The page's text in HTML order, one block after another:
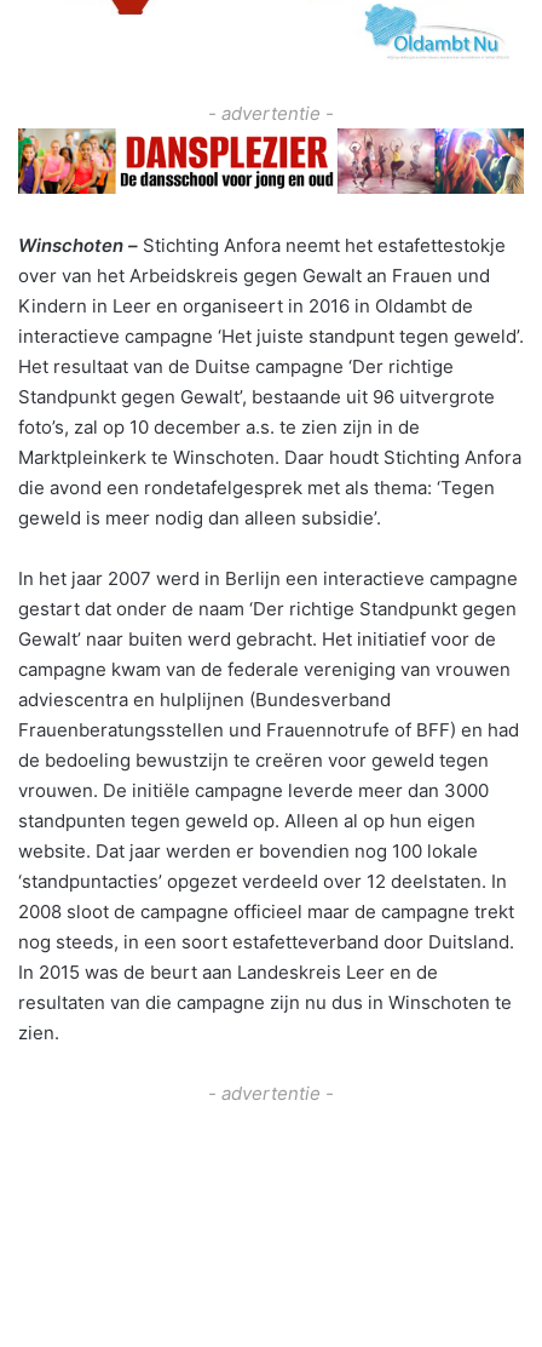
- advertentie -
Winschoten – Stichting Anfora neemt het estafettestokje
over van het Arbeidskreis gegen Gewalt an Frauen und
Kindern in Leer en organiseert in 2016 in Oldambt de
interactieve campagne ‘Het juiste standpunt tegen geweld’.
Het resultaat van de Duitse campagne ‘Der richtige
Standpunkt gegen Gewalt’, bestaande uit 96 uitvergrote
foto’s, zal op 10 december a.s. te zien zijn in de
Marktpleinkerk te Winschoten. Daar houdt Stichting Anfora
die avond een rondetafelgesprek met als thema: ‘Tegen
geweld is meer nodig dan alleen subsidie’.
In het jaar 2007 werd in Berlijn een interactieve campagne
gestart dat onder de naam ‘Der richtige Standpunkt gegen
Gewalt’ naar buiten werd gebracht. Het initiatief voor de
campagne kwam van de federale vereniging van vrouwen
adviescentra en hulplijnen (Bundesverband
Frauenberatungsstellen und Frauennotrufe of BFF) en had
de bedoeling bewustzijn te creëren voor geweld tegen
vrouwen. De initiële campagne leverde meer dan 3000
standpunten tegen geweld op. Alleen al op hun eigen
website. Dat jaar werden er bovendien nog 100 lokale
‘standpuntacties’ opgezet verdeeld over 12 deelstaten. In
2008 sloot de campagne officieel maar de campagne trekt
nog steeds, in een soort estafetteverband door Duitsland.
In 2015 was de beurt aan Landeskreis Leer en de
resultaten van die campagne zijn nu dus in Winschoten te
zien.
- advertentie -